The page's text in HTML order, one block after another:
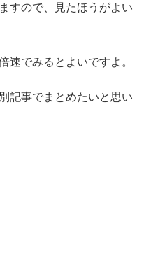
すので、見たほうがよい
速でみるとよいですよ。
記事でまとめたいと思い